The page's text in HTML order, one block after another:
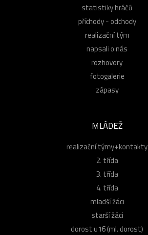
statistiky hráčů
příchody - odchody
realizační tým
napsali o nás
rozhovory
fotogalerie
zápasy
MLÁDEŽ
realizační týmy+kontakty
2. třída
3. třída
4. třída
mladší žáci
starší žáci
dorost u16 (ml. dorost)